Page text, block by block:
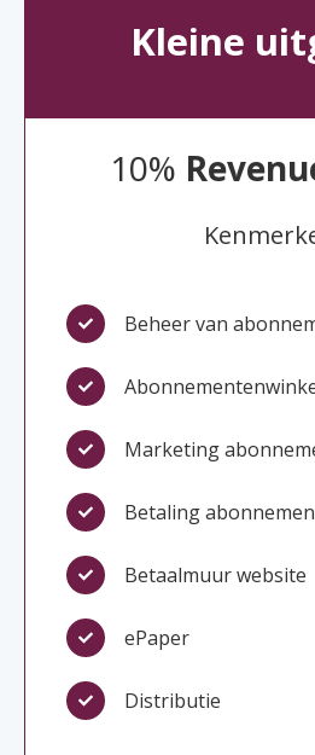
Kleine
10%
Beheer van
Marketing
Betaling
Betaalmuur website
ePaper
Distributie